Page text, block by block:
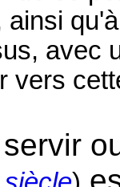
ainsi
avec
vers